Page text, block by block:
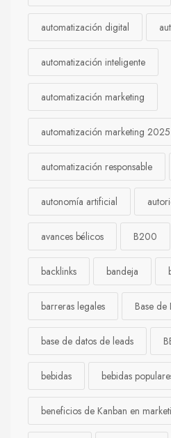
automatización digital
automatización inteligente
automatización marketing
automatización marketing 2025
automatización responsable
autonomía artificial
avances bélicos B200
backlinks bandeja
barreras legales Base de
base de datos de leads
bebidas bebidas
beneficios de Kanban en